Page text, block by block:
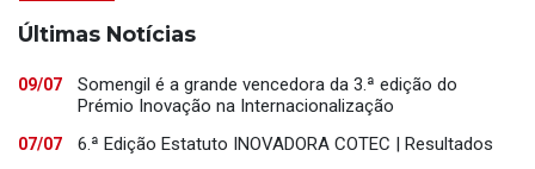
Últimas Notícias
09/07
Somengil é a grande vencedora da 3.ª edição do
Prémio Inovação na Internacionalização
07/07 6.ª Edição Estatuto INOVADORA COTEC | Resultados